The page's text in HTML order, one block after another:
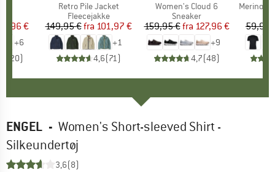
pris
€
+6
20)
Artikel
Retro Pile Jacket
Produktgruppe
Fleecejakke
Pris
149,95 € Nedsat pris
fra 101,97 €
+1
4,6(71)
Artikel
Women's Cloud 6
Produktgruppe
Sneaker
Pris
159,95 € Nedsat pris
fra 127,96 €
+9
4,7(48)
Artikel
MerinoMix150
59,95
ENGEL - Women's Short-sleeved Shirt -
Silkeundertøj
3,6(8)